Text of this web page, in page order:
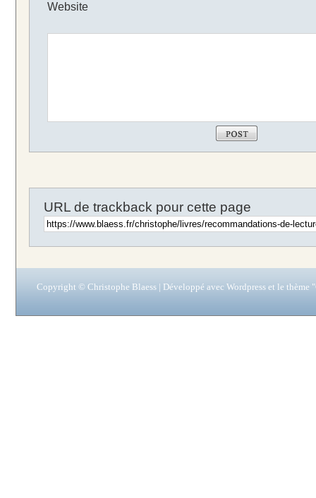
Website
URL de trackback pour cette page
Copyright © Christophe Blaess | Développé avec Wordpresset le thème